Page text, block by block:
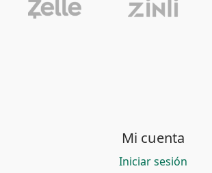
Mi cuenta
Iniciar sesión